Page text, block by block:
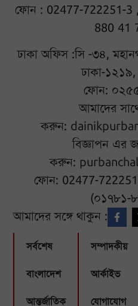
ফোন : 02477-722251-3
880 41
ঢাকা অফিস :সি -৩৪,
ঢাকা-১২১৯,
ফোন:
আমাদের
করুন:
বিজ্ঞাপন এর
করুন:
ফোন: 02477-
(০১৭৮১-
আমাদের সঙ্গে থাকুন :
সর্বশেষ
বাংলাদেশ
আন্তর্জাতিক
সম্পাদকীয়
আর্কাইভ
যোগাযোগ